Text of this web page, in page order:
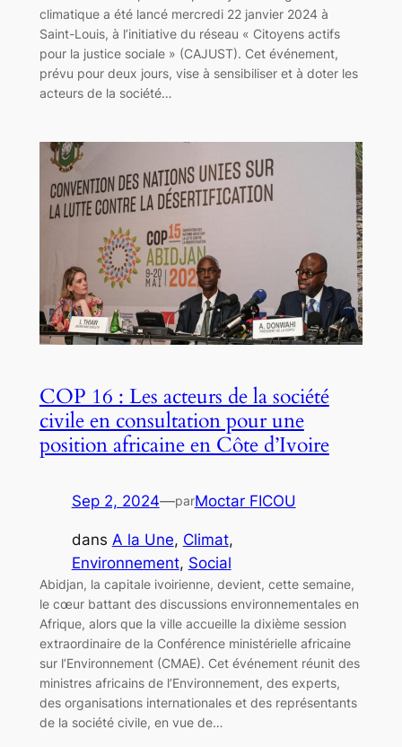
climatique a été lancé mercredi 22 janvier 2024 à
Saint-Louis, à l’initiative du réseau « Citoyens actifs
pour la justice sociale » (CAJUST). Cet événement,
prévu pour deux jours, vise à sensibiliser et à doter les
acteurs de la société…
COP 16 : Les acteurs de la société
civile en consultation pour une
position africaine en Côte d’Ivoire
Sep 2, 2024—parMoctar FICOU
dans A la Une, Climat
Environnement, Social
Abidjan, la capitale ivoirienne, devient, cette semaine,
le cœur battant des discussions environnementales en
Afrique, alors que la ville accueille la dixième session
extraordinaire de la Conférence ministérielle africaine
sur l’Environnement (CMAE). Cet événement réunit des
ministres africains de l’Environnement, des experts,
des organisations internationales et des représentants
de la société civile, en vue de…